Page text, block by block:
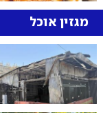
מגזין אוכל